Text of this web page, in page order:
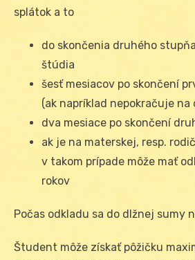
splátok a to
do skončenia druhého
štúdia
šesť mesiacov po skončení
(ak napríklad nepokračuje
dva mesiace po skončení
ak je na materskej, resp.
v takom prípade môže mať
rokov
Počas odkladu sa do dlžnej sumy
Študent môže získať pôžičku